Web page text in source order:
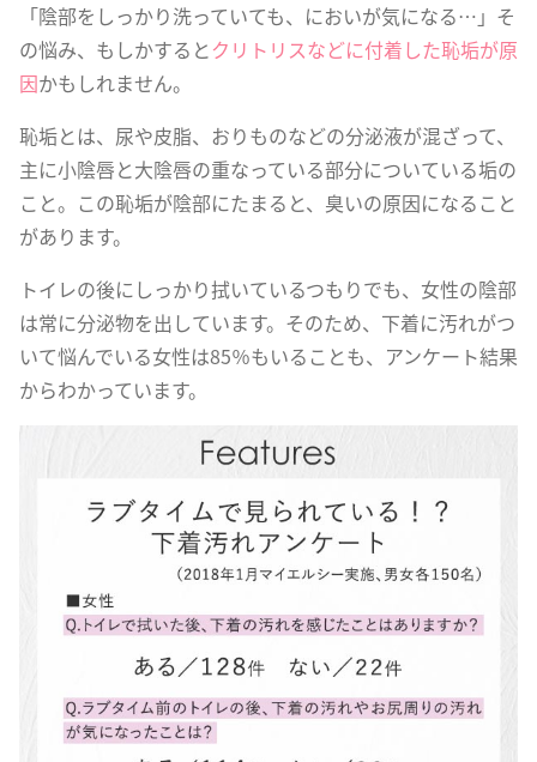
「陰部をしっかり洗っていても、においが気になる…」そ
の悩み、もしかするとクリトリスなどに付着した恥垢が原
因かもしれません。
恥垢とは、尿や皮脂、おりものなどの分泌液が混ざって、
主に小陰唇と大陰唇の重なっている部分についている垢の
こと。この恥垢が陰部にたまると、臭いの原因になること
があります。
トイレの後にしっかり拭いているつもりでも、女性の陰部
は常に分泌物を出しています。そのため、下着に汚れがつ
いて悩んでいる女性は85％もいることも、アンケート結果
からわかっています。